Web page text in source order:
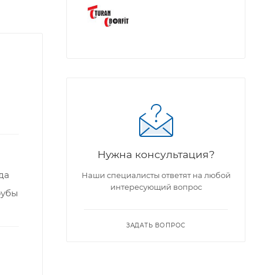
Нужна консультация?
Наши специалисты ответят на любой
интересующий вопрос
ЗАДАТЬ ВОПРОС